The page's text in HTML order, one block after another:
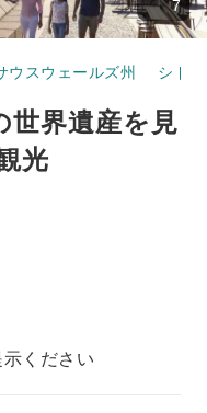
7
ウスウェールズ州 シド
世界遺産を見
光
ください